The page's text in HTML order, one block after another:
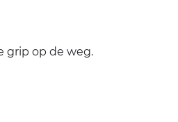
grip op de weg.